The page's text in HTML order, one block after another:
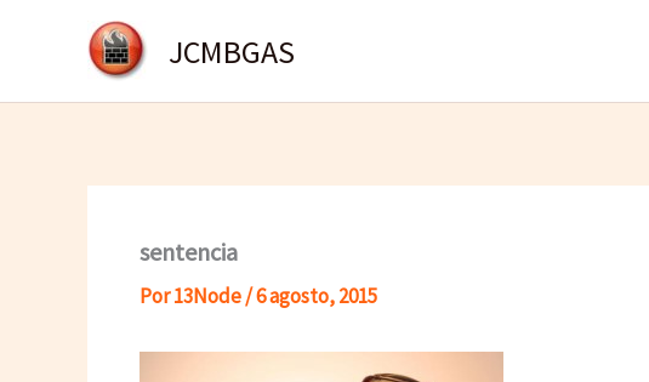
JCMBGAS
sentencia
Por13Node/6 agosto, 2015